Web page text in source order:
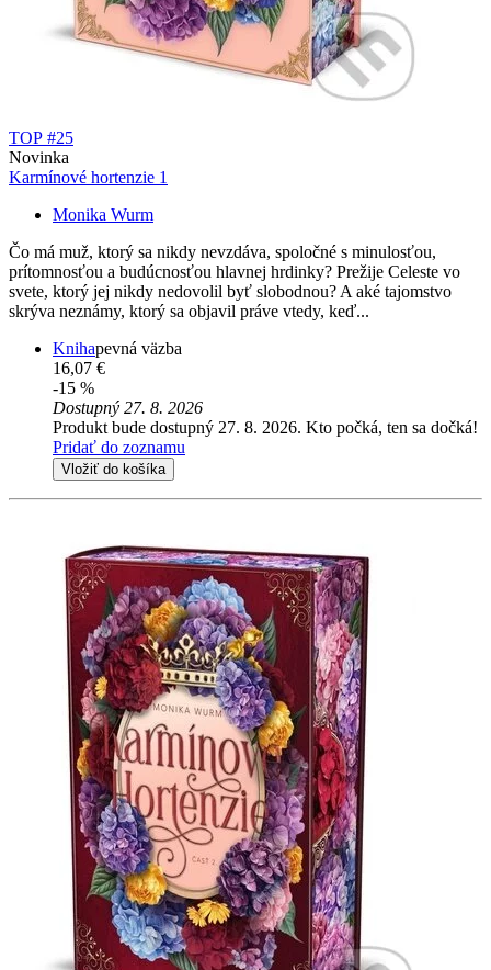
TOP #25
Novinka
Karmínové hortenzie 1
Monika Wurm
Čo má muž, ktorý sa nikdy nevzdáva, spoločné s minulosťou,
prítomnosťou a budúcnosťou hlavnej hrdinky? Prežije Celeste vo
svete, ktorý jej nikdy nedovolil byť slobodnou? A aké tajomstvo
skrýva neznámy, ktorý sa objavil práve vtedy, keď...
Knihapevná väzba
16,07 €
-15 %
Dostupný 27. 8. 2026
Produkt bude dostupný 27. 8. 2026. Kto počká, ten sa dočká!
Pridať do zoznamu
Vložiť do košíka